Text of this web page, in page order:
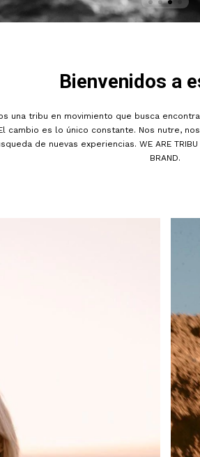
Bienvenidos a
una tribu en movimiento que busca
cambio es lo único constante. Nos nutre,
de nuevas experiencias. WE ARE TRIBU
BRAND.